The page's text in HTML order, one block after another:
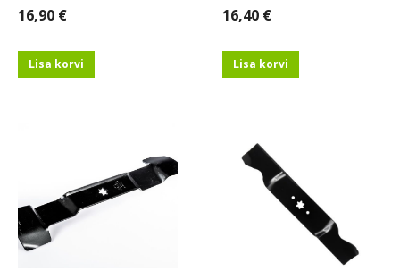
16,90 €
Lisa korvi
16,40 €
Lisa korvi